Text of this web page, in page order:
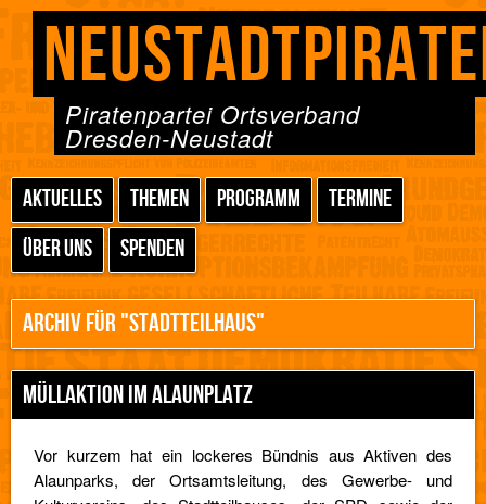
Piratenpartei Ortsverband
Dresden-Neustadt
AKTUELLES THEMEN PROGRAMM
TERMINE
ÜBER UNS
SPENDEN
ARCHIV FÜR "STADTTEILHAUS"
MÜLLAKTION IM ALAUNPLATZ
Vor kurzem hat ein lockeres Bündnis aus Aktiven des
Alaunparks, der Ortsamtsleitung, des Gewerbe- und